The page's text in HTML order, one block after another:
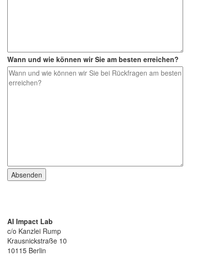
Wann und wie können wir Sie am besten erreichen?
AI Impact Lab
c/o Kanzlei Rump
Krausnickstraße 10
10115 Berlin